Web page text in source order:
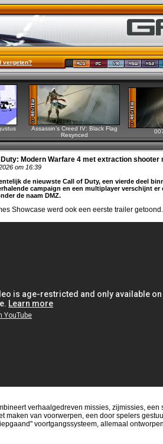
vergeten?
Assassin’s Creed IV: Black Flag
Resynced
Modern Warfare 4 met extraction shooter
om 16:39
de nieuwste Call of Duty, een vierde deel
campaign en een multiplayer verschijnt er
de naam DMZ.
Showcase werd ook een eerste trailer getoond.
verhaalgedreven missies, zijmissies, een
maken van voorwerpen, een door spelers
voortgangssysteem, allemaal